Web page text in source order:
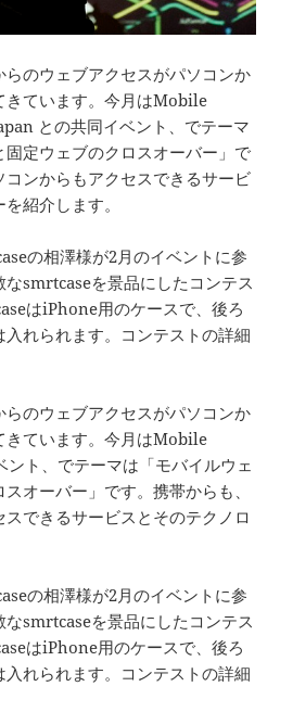
らのウェブアクセスがパソコンか
きています。今月はMobile
との共同イベント、でテーマ
定ウェブのクロスオーバー」で
ンからもアクセスできるサービ
紹介します。
の相澤様が2月のイベントに参
smrtcaseを景品にしたコンテス
はiPhone用のケースで、後ろ
れられます。コンテストの詳細
らのウェブアクセスがパソコンか
きています。今月はMobile
ト、でテーマは「モバイルウェ
オーバー」です。携帯からも、
できるサービスとそのテクノロ
の相澤様が2月のイベントに参
smrtcaseを景品にしたコンテス
はiPhone用のケースで、後ろ
れられます。コンテストの詳細